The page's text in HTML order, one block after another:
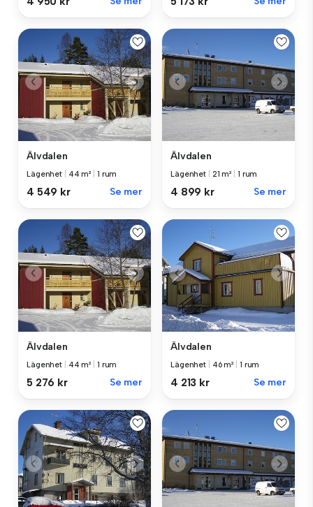
Älvdalen
Lägenhet 44 m² 1 rum
4 549 kr Se mer
Älvdalen
Lägenhet 21 m² 1 rum
4 899 kr Se mer
Älvdalen
Lägenhet 44 m² 1 rum
5 276 kr Se mer
Älvdalen
Lägenhet 46 m² 1 rum
4 213 kr Se mer